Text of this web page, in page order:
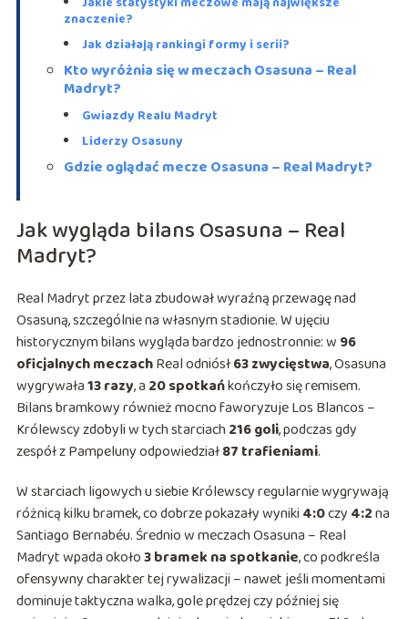
znaczenie?
Jak działają rankingi formy i serii?
Kto wyróżnia się w meczach Osasuna – Real
Madryt?
Gwiazdy Realu Madryt
Liderzy Osasuny
Gdzie oglądać mecze Osasuna – Real Madryt?
Jak wygląda bilans Osasuna – Real
Madryt?
Real Madryt przez lata zbudował wyraźną przewagę nad
Osasuną, szczególnie na własnym stadionie. W ujęciu
historycznym bilans wygląda bardzo jednostronnie: w 96
oficjalnych meczachReal odniósł63 zwycięstwa, Osasuna
wygrywała13 razy, a 20 spotkańkończyło się remisem.
Bilans bramkowy również mocno faworyzuje Los Blancos –
Królewscy zdobyli w tych starciach216 goli, podczas gdy
zespół z Pampeluny odpowiedział87 trafieniami.
W starciach ligowych u siebie Królewscy regularnie wygrywają
różnicą kilku bramek, co dobrze pokazały wyniki 4:0czy 4:2na
Santiago Bernabéu. Średnio w meczach Osasuna – Real
Madryt wpada około3 bramek na spotkanie, co podkreśla
ofensywny charakter tej rywalizacji – nawet jeśli momentami
dominuje taktyczna walka, gole prędzej czy później się